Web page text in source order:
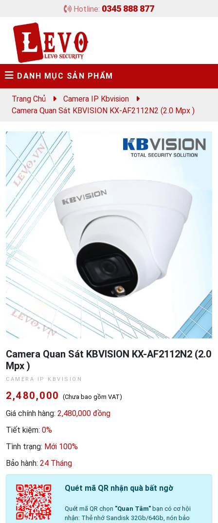
Hotline: 0345 888 877
DANH MỤC SẢN PHẨM
Trang Chủ
Camera IP Kbvision
Camera Quan Sát KBVISION KX-AF2112N2 (2.0 Mpx )
Camera Quan Sát KBVISION KX-AF2112N2 (2.0
Mpx )
CAMERA IP KBVISION
2,480,000 (Chưa bao gồm VAT)
Giá chính hàng: 2,480,000 đồng
Tiết kiệm: 0%
Tình trạng: Mới 100%
Bảo hành: 24 Tháng
Quét mã QR nhận quà bất ngờ
Quét mã QR chọn "Quan Tâm"bạn có cơ hội
nhận: Thẻ nhớ Sandisk 32Gb/64Gb, nón bảo